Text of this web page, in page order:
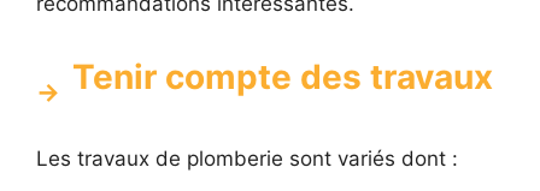
Tenir compte des travaux
Les travaux de plomberie sont variés dont :